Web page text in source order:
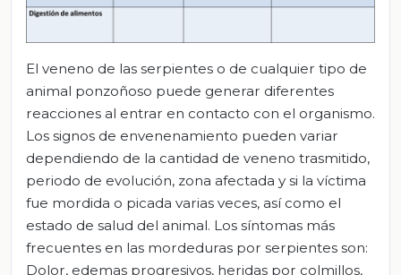
El veneno de las serpientes o de cualquier tipo de
animal ponzoñoso puede generar diferentes
reacciones al entrar en contacto con el organismo.
Los signos de envenenamiento pueden variar
dependiendo de la cantidad de veneno trasmitido,
periodo de evolución, zona afectada y si la víctima
fue mordida o picada varias veces, así como el
estado de salud del animal. Los síntomas más
frecuentes en las mordeduras por serpientes son:
Dolor, edemas progresivos, heridas por colmillos,